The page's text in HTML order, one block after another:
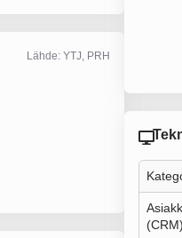
Lähde: YTJ, PRH
(CRM)